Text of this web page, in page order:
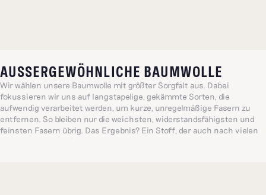
AUSSERGEWÖHNLICHE BAUMWOLLE
Wir wählen unsere Baumwolle mit größter Sorgfalt aus. Dabei
fokussieren wir uns auf langstapelige, gekämmte Sorten, die
aufwendig verarbeitet werden, um kurze, unregelmäßige Fasern zu
entfernen. So bleiben nur die weichsten, widerstandsfähigsten und
feinsten Fasern übrig. Das Ergebnis? Ein Stoff, der auch nach vielen